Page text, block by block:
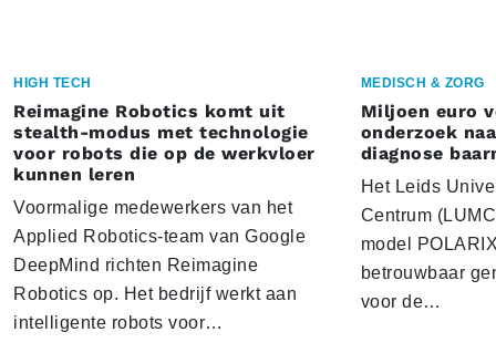
HIGH TECH
Reimagine Robotics komt uit
stealth-modus met technologie
voor robots die op de werkvloer
kunnen leren
Voormalige medewerkers van het
Applied Robotics-team van Google
DeepMind richten Reimagine
Robotics op. Het bedrijf werkt aan
intelligente robots voor…
MEDISCH & ZORG
Miljoen euro
onderzoek
diagnose
Het Leids
Centrum
model
betrouwbaar
voor de…